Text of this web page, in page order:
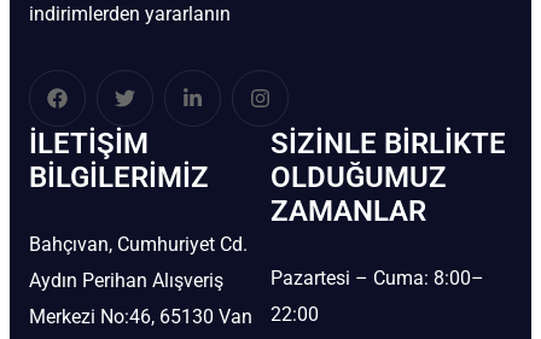
indirimlerden yararlanın
İLETIŞIM
BİLGILERIMIZ
Bahçıvan, Cumhuriyet Cd.
Aydın Perihan Alışveriş
Merkezi No:46, 65130 Van
SIZINLE BIRLIKTE
OLDUĞUMUZ
ZAMANLAR
Pazartesi – Cuma: 8:00–
22:00